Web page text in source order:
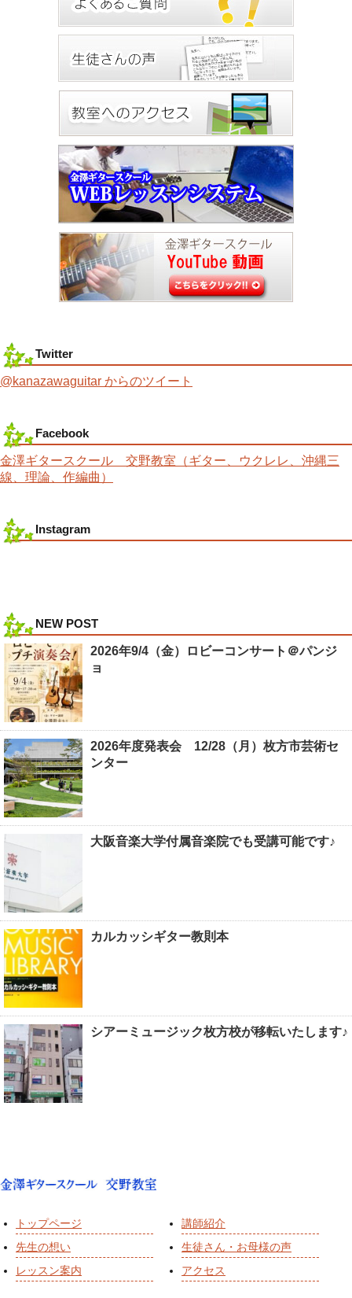
Twitter
@kanazawaguitar からのツイート
Facebook
金澤ギタースクール 交野教室（ギター、ウクレレ、沖縄三
線、理論、作編曲）
Instagram
NEW POST
2026年9/4（金）ロビーコンサート＠パンジ
ョ
2026年度発表会 12/28（月）枚方市芸術セ
ンター
大阪音楽大学付属音楽院でも受講可能です♪
カルカッシギター教則本
シアーミュージック枚方校が移転いたします♪
トップページ
先生の想い
レッスン案内
講師紹介
生徒さん・お母様の声
アクセス